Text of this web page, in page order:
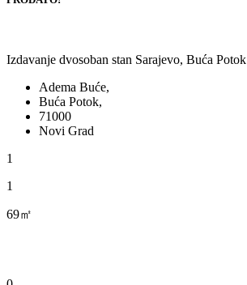
Izdavanje dvosoban stan Sarajevo, Buća Potok
Adema Buće,
Buća Potok,
71000
Novi Grad
1
1
69㎡